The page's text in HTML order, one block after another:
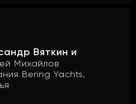
Вяткин и
Михайлов
Bering Yachts,